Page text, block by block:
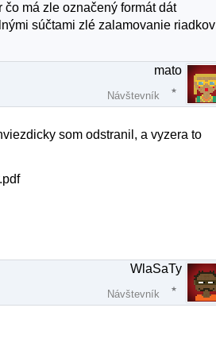
má zle označený formát dát
súčtami zlé zalamovanie riadkov
mato
Návštevník
som odstranil, a vyzera to
WlaSaTy
Návštevník